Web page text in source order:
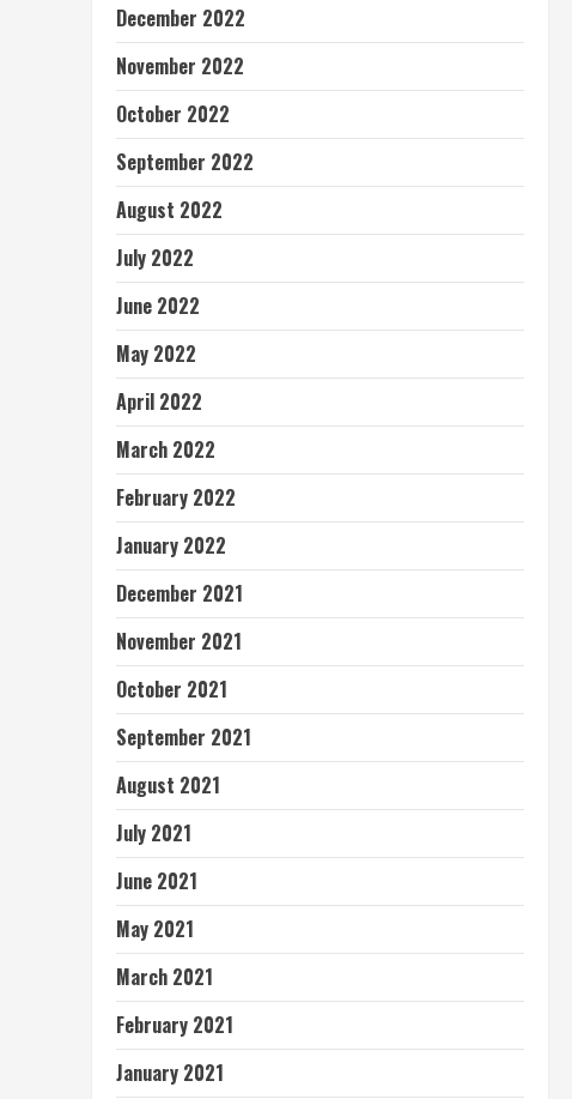
December 2022
November 2022
October 2022
September 2022
August 2022
July 2022
June 2022
May 2022
April 2022
March 2022
February 2022
January 2022
December 2021
November 2021
October 2021
September 2021
August 2021
July 2021
June 2021
May 2021
March 2021
February 2021
January 2021